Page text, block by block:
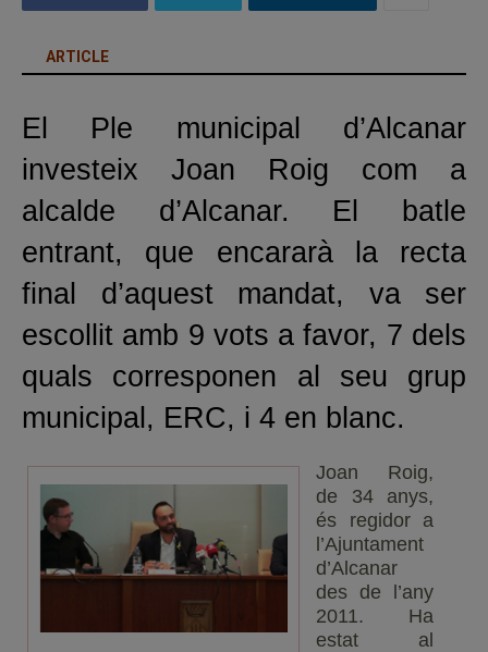
ARTICLE
El Ple municipal d’Alcanar
investeix Joan Roig com a
alcalde d’Alcanar. El batle
entrant, que encararà la recta
final d’aquest mandat, va ser
escollit amb 9 vots a favor, 7 dels
quals corresponen al seu grup
municipal, ERC, i 4 en blanc.
Joan Roig,
de 34 anys,
és regidor a
l’Ajuntament
d’Alcanar
des de l’any
2011. Ha
estat al